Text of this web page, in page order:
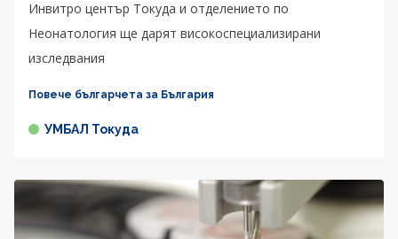
Инвитро център Токуда и отделението по
Неонатология ще дарят високоспециализирани
изследвания
Повече българчета за България
УМБАЛ Токуда